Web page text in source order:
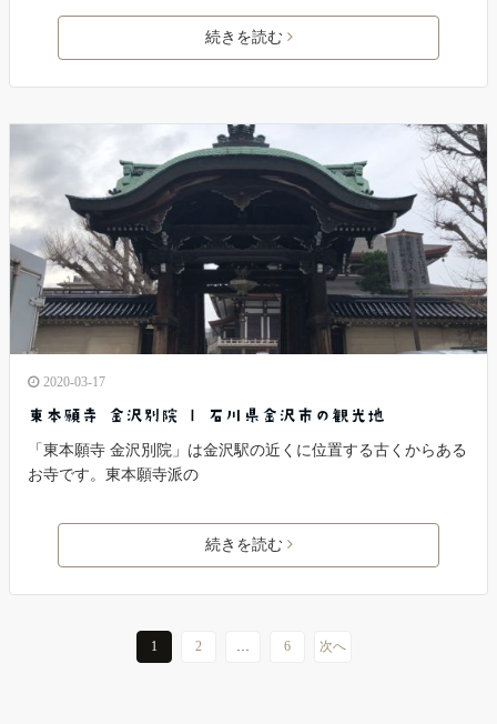
続きを読む
2020-03-17
東本願寺 金沢別院 | 石川県金沢市の観光地
「東本願寺 金沢別院」は金沢駅の近くに位置する古くからある
お寺です。東本願寺派の
続きを読む
1 2 … 6 次へ